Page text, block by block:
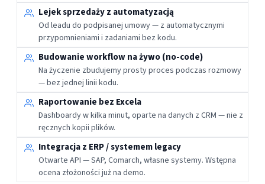
Lejek sprzedaży z automatyzacją
Od leadu do podpisanej umowy — z automatycznymi
przypomnieniami i zadaniami bez kodu.
Budowanie workflow na żywo (no-code)
Na życzenie zbudujemy prosty proces podczas rozmowy
— bez jednej linii kodu.
Raportowanie bez Excela
Dashboardy w kilka minut, oparte na danych z CRM — nie z
ręcznych kopii plików.
Integracja z ERP / systemem legacy
Otwarte API — SAP, Comarch, własne systemy. Wstępna
ocena złożoności już na demo.